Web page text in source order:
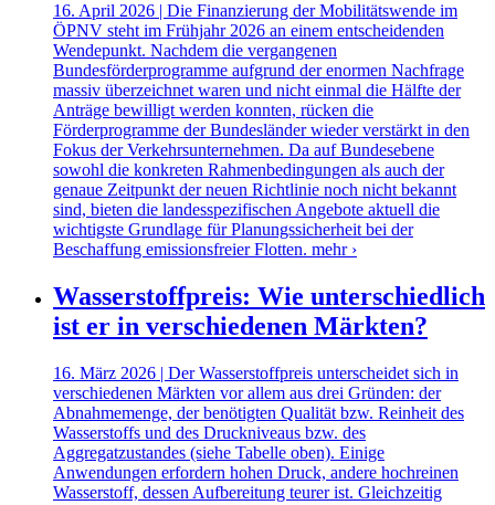
16. April 2026 | Die Finanzierung der Mobilitätswende im
ÖPNV steht im Frühjahr 2026 an einem entscheidenden
Wendepunkt. Nachdem die vergangenen
Bundesförderprogramme aufgrund der enormen Nachfrage
massiv überzeichnet waren und nicht einmal die Hälfte der
Anträge bewilligt werden konnten, rücken die
Förderprogramme der Bundesländer wieder verstärkt in den
Fokus der Verkehrsunternehmen. Da auf Bundesebene
sowohl die konkreten Rahmenbedingungen als auch der
genaue Zeitpunkt der neuen Richtlinie noch nicht bekannt
sind, bieten die landesspezifischen Angebote aktuell die
wichtigste Grundlage für Planungssicherheit bei der
Beschaffung emissionsfreier Flotten. mehr ›
Wasserstoffpreis: Wie unterschiedlich
ist er in verschiedenen Märkten?
16. März 2026 | Der Wasserstoffpreis unterscheidet sich in
verschiedenen Märkten vor allem aus drei Gründen: der
Abnahmemenge, der benötigten Qualität bzw. Reinheit des
Wasserstoffs und des Druckniveaus bzw. des
Aggregatzustandes (siehe Tabelle oben). Einige
Anwendungen erfordern hohen Druck, andere hochreinen
Wasserstoff, dessen Aufbereitung teurer ist. Gleichzeitig